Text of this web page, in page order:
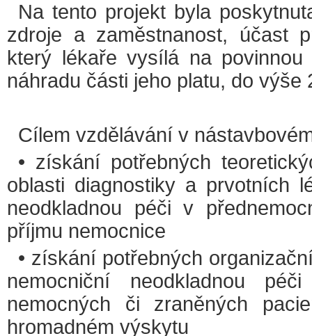
Na tento projekt byla
zdroje a zaměstnanost, účast
který lékaře vysílá na
náhradu části jeho platu, do výše
Cílem vzdělávání v
• získání potřebných
oblasti diagnostiky a prvotních
neodkladnou péči v
příjmu nemocnice
• získání potřebných
nemocniční neodkladnou
nemocných či zraněných
hromadném výskytu